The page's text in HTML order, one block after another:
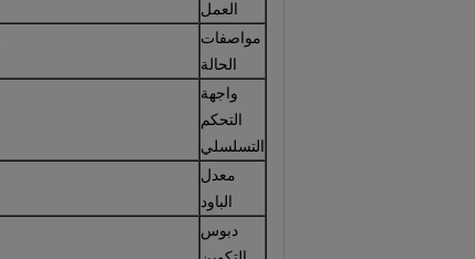
العمل
مواصفات
الحالة
واجهة
التحكم
التسلسلي
معدل
الباود
دبوس